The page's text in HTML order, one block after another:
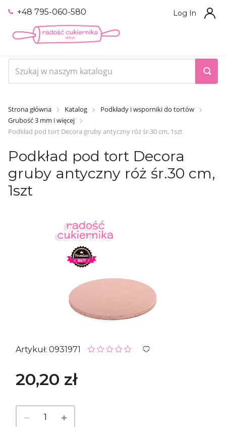
+48 795-060-580 Log In
Strona główna Katalog
Podkłady i wsporniki do tortów
Grubość 3 mm i więcej
Podkład pod tort Decora gruby antyczny róż śr.30 cm, 1szt
Podkład pod tort Decora
gruby antyczny róż śr.30 cm,
1szt
Artykuł: 0931971
20,20 zł